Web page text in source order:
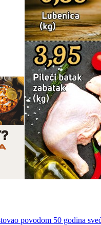
povodom 50 godina